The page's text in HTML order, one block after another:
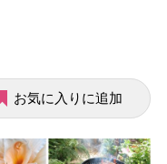
お気に入りに追加